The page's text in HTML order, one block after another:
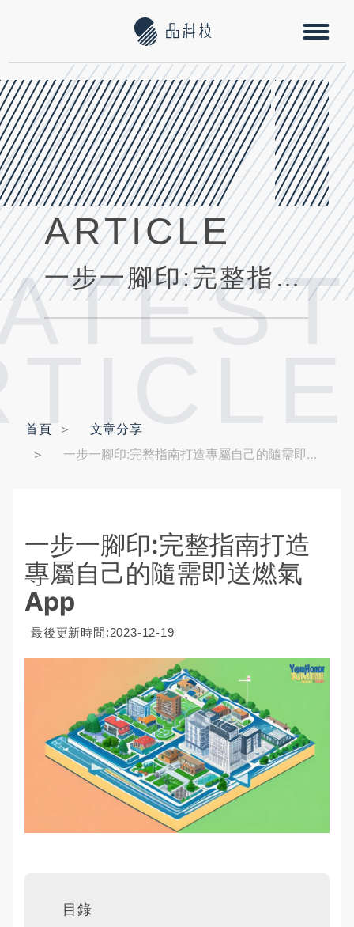
ARTICLE
一步一腳印:完整指南打造專屬自己的隨需即送燃氣App
首頁
文章分享
一步一腳印:完整指南打造專屬自己的隨需即送燃氣App
一步一腳印:完整指南打造
專屬自己的隨需即送燃氣
App
最後更新時間:2023-12-19
目錄